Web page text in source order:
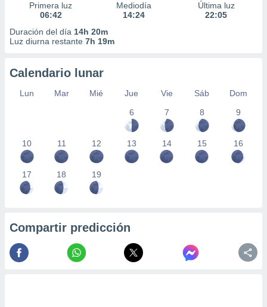
Primera luz
06:42
Mediodía
14:24
Última luz
22:05
Duración del día 14h 20m
Luz diurna restante 7h 19m
Calendario lunar
Lun Mar Mié Jue Vie Sáb
Dom
6
7 8 9
10 11 12 13 14 15 16
17 18 19
Compartir predicción